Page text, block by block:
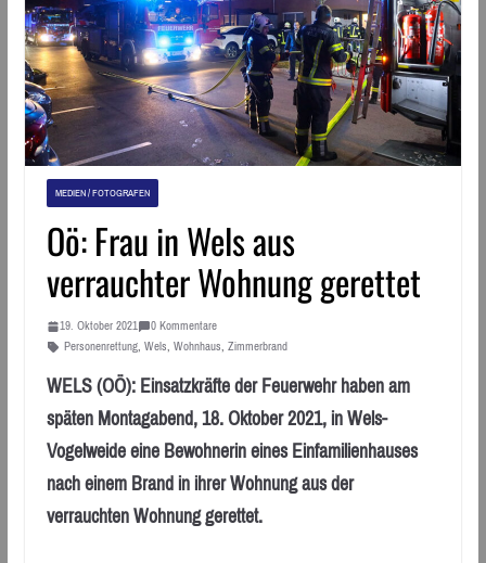
MEDIEN / FOTOGRAFEN
Oö: Frau in Wels aus
verrauchter Wohnung gerettet
19. Oktober 2021
0 Kommentare
Personenrettung, Wels, Wohnhaus, Zimmerbrand
WELS (OÖ): Einsatzkräfte der Feuerwehr haben am
späten Montagabend, 18. Oktober 2021, in Wels-
Vogelweide eine Bewohnerin eines Einfamilienhauses
nach einem Brand in ihrer Wohnung aus der
verrauchten Wohnung gerettet.